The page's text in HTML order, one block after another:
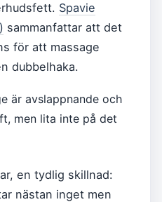
Spavie
sammanfattar att det
för att massage
dubbelhaka.
är avslappnande och
men lita inte på det
en tydlig skillnad:
nästan inget men